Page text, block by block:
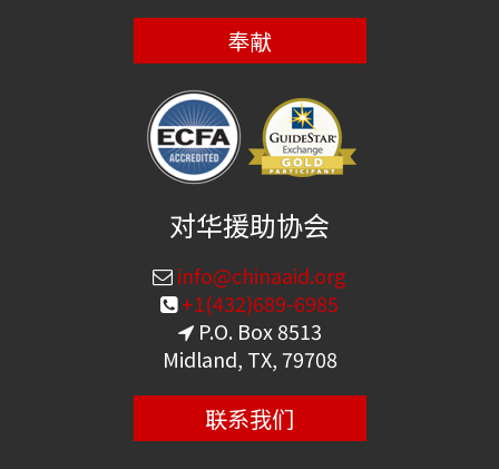
奉献
对华援助协会
info@chinaaid.org
+1(432)689-6985
P.O. Box 8513
Midland, TX, 79708
联系我们